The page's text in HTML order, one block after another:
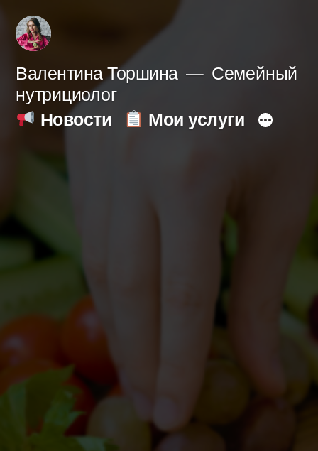
Перейти
содержимому
Валентина Торшина
Семейный
нутрициолог
Новости Мои услуги